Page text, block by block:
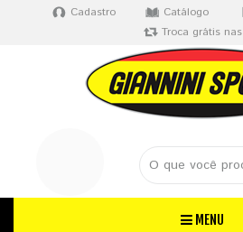
Cadastro Catálogo
Troca grátis
MENU